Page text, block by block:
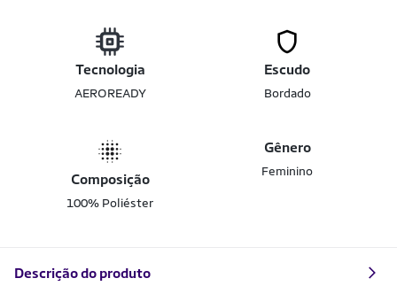
Tecnologia
AEROREADY
Escudo
Bordado
Composição
100% Poliéster
Gênero
Feminino
Descrição do produto